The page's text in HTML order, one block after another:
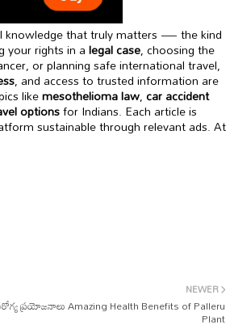
knowledge that truly matters — the kind
your rights in alegal case, choosing the
or planning safe international travel,
, and access to trusted information are
likemesothelioma law,car accident
optionsfor Indians. Each article is
sustainable through relevant ads. At
NEWER
ప్రయోజనాలు Amazing Health Benefits of Palleru
Plant